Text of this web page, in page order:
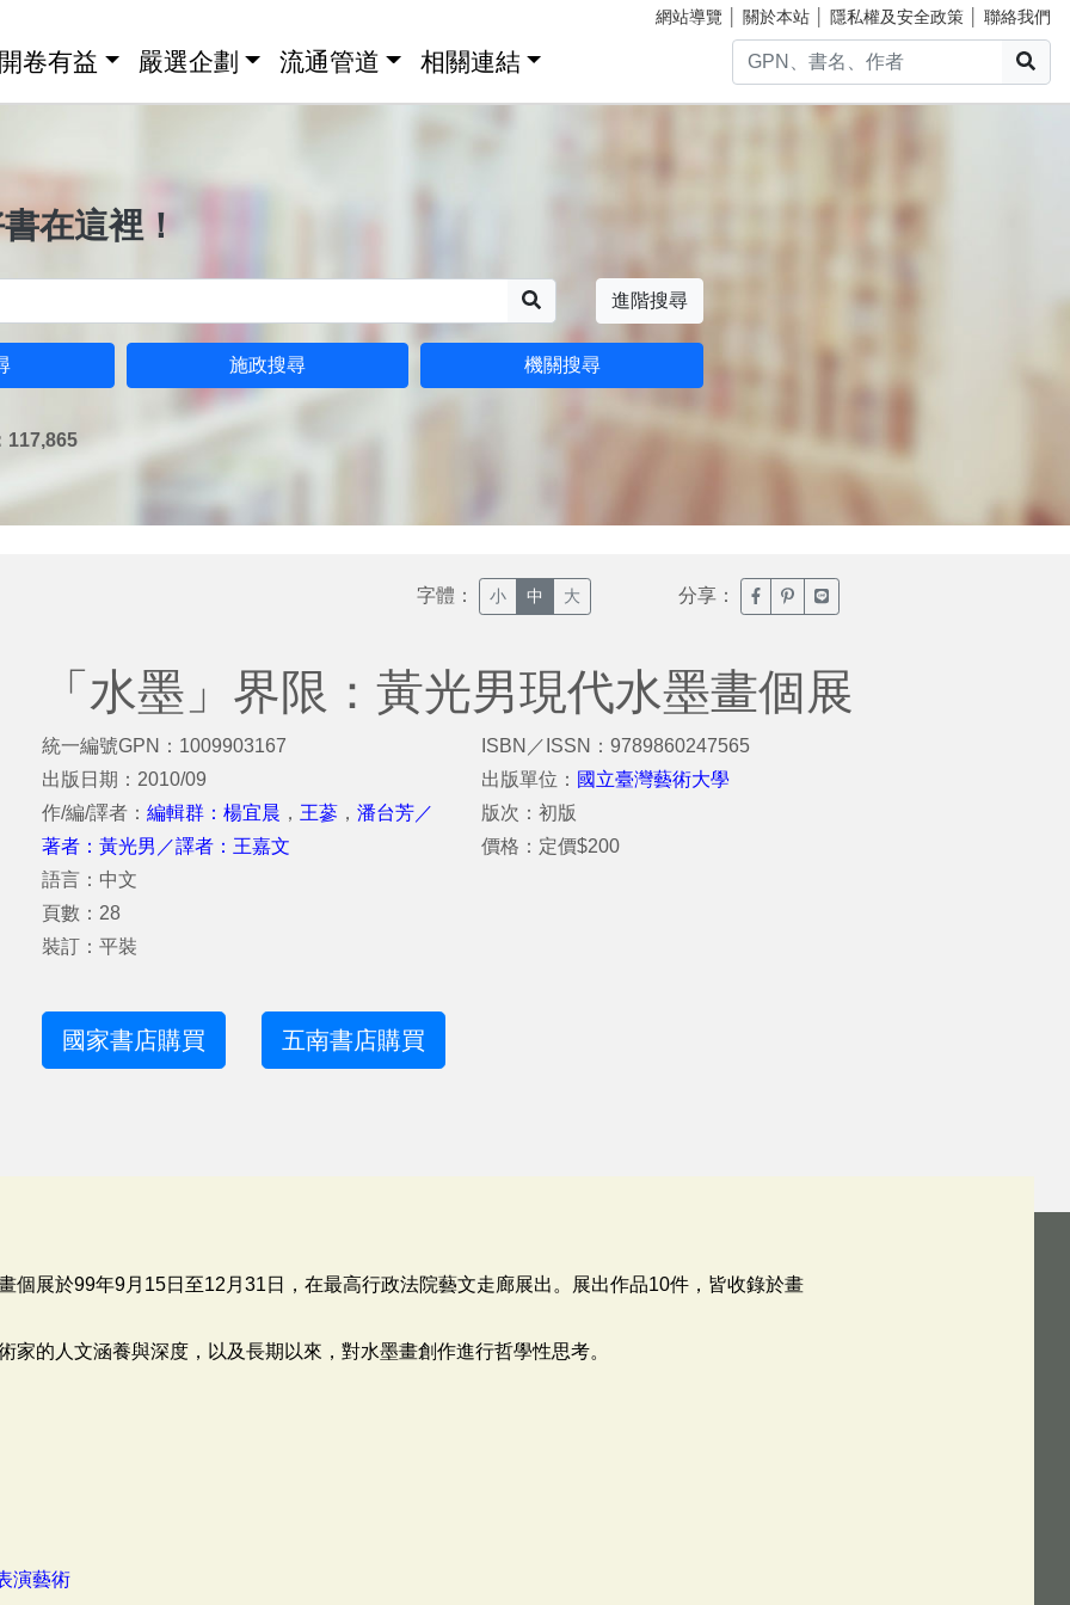
網站導覽 關於本站 隱私權及安全政策 聯絡我們
卷有益 嚴選企劃 流通管道 相關連結
在這裡！
進階搜尋
施政搜尋 機關搜尋
117,865
字體： 小 中 大 分享： 臉書分享(另開新視窗)
噗浪分享(另開新視窗)
Line分享(另開新視窗)
「水墨」界限：黃光男現代水墨畫個展
統一編號GPN：1009903167
出版日期：2010/09
作/編/譯者： 編輯群：楊宜晨 ， 王蔘 ， 潘台芳／
著者：黃光男／譯者：王嘉文
語言：中文
頁數：28
裝訂：平裝
ISBN／ISSN：9789860247565
出版單位： 國立臺灣藝術大學
版次：初版
價格：定價$200
國家書店購買 五南書店購買
個展於99年9月15日至12月31日，在最高行政法院藝文走廊展出。展出作品10件，皆收錄於畫
家的人文涵養與深度，以及長期以來，對水墨畫創作進行哲學性思考。
演藝術